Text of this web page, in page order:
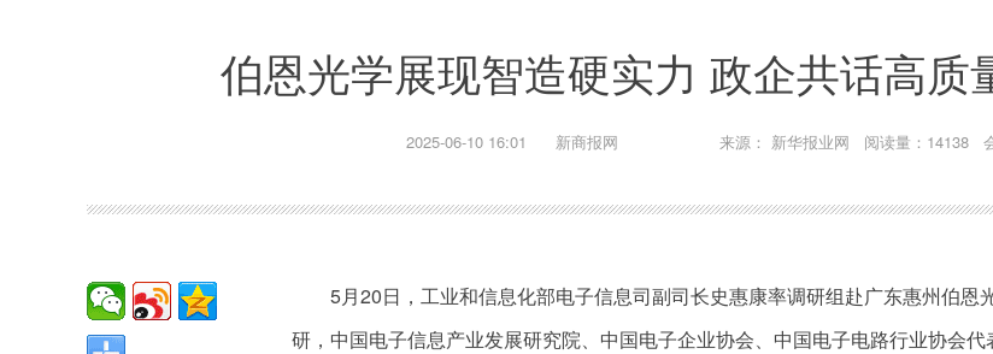
伯恩光学展现智造硬实力 政企共话高质
2025-06-10 16:01 新商报网 来源： 新华报业网 阅读量：14138
5月20日，工业和信息化部电子信息司副司长史惠康率调研组赴广东惠州伯恩
研，中国电子信息产业发展研究院、中国电子企业协会、中国电子电路行业协会代